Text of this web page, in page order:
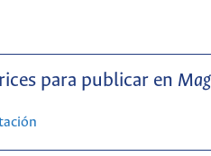
para publicar en